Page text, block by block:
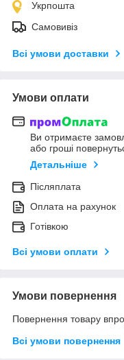
Укрпошта
Самовивіз
Всі умови доставки
Умови оплати
Ви отримаєте
або гроші
Детальніше
Післяплата
Оплата на рахунок
Готівкою
Всі умови оплати
Умови повернення
Повернення товару
Всі умови повернення